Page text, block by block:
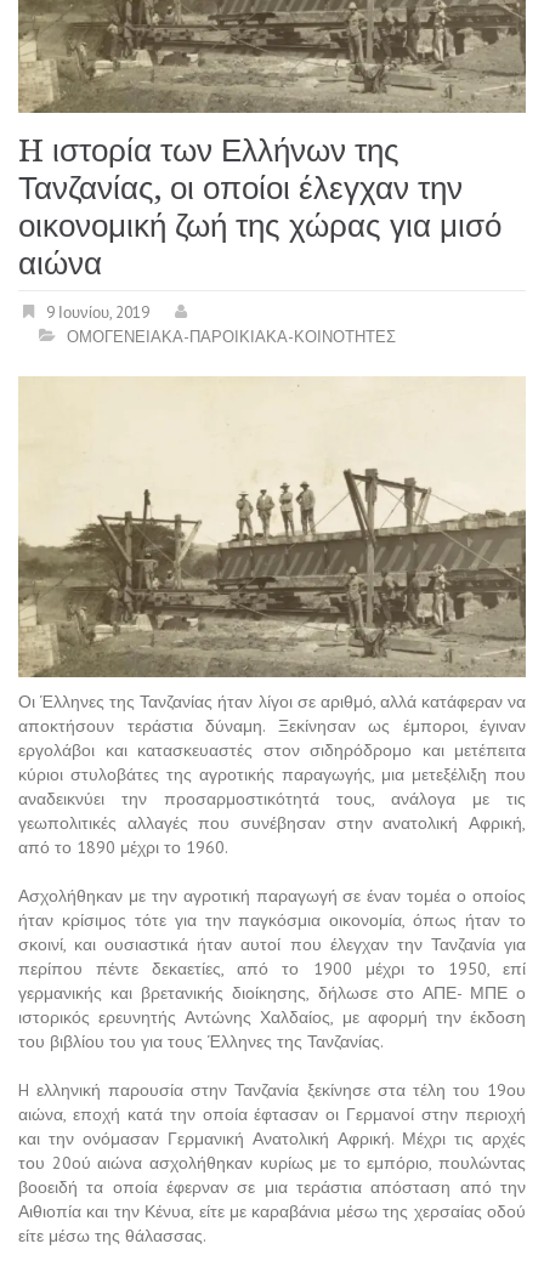
H ιστορία των Ελλήνων της
Τανζανίας, οι οποίοι έλεγχαν την
οικονομική ζωή της χώρας για μισό
αιώνα
9 Ιουνίου, 2019
ΟΜΟΓΕΝΕΙΑΚΑ-ΠΑΡΟΙΚΙΑΚΑ-ΚΟΙΝΟΤΗΤΕΣ
Οι Έλληνες της Τανζανίας ήταν λίγοι σε αριθμό, αλλά κατάφεραν να
αποκτήσουν τεράστια δύναμη. Ξεκίνησαν ως έμποροι, έγιναν
εργολάβοι και κατασκευαστές στον σιδηρόδρομο και μετέπειτα
κύριοι στυλοβάτες της αγροτικής παραγωγής, μια μετεξέλιξη που
αναδεικνύει την προσαρμοστικότητά τους, ανάλογα με τις
γεωπολιτικές αλλαγές που συνέβησαν στην ανατολική Αφρική,
από το 1890 μέχρι το 1960.
Ασχολήθηκαν με την αγροτική παραγωγή σε έναν τομέα ο οποίος
ήταν κρίσιμος τότε για την παγκόσμια οικονομία, όπως ήταν το
σκοινί, και ουσιαστικά ήταν αυτοί που έλεγχαν την Τανζανία για
περίπου πέντε δεκαετίες, από το 1900 μέχρι το 1950, επί
γερμανικής και βρετανικής διοίκησης, δήλωσε στο ΑΠΕ- ΜΠΕ ο
ιστορικός ερευνητής Αντώνης Χαλδαίος, με αφορμή την έκδοση
του βιβλίου του για τους Έλληνες της Τανζανίας.
H ελληνική παρουσία στην Τανζανία ξεκίνησε στα τέλη του 19ου
αιώνα, εποχή κατά την οποία έφτασαν οι Γερμανοί στην περιοχή
και την ονόμασαν Γερμανική Ανατολική Αφρική. Μέχρι τις αρχές
του 20ού αιώνα ασχολήθηκαν κυρίως με το εμπόριο, πουλώντας
βοοειδή τα οποία έφερναν σε μια τεράστια απόσταση από την
Αιθιοπία και την Κένυα, είτε με καραβάνια μέσω της χερσαίας οδού
είτε μέσω της θάλασσας.